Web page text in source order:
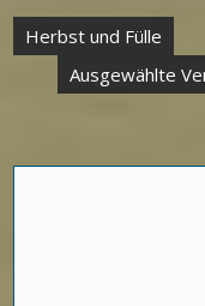
Herbst und Fülle
Ausgewählte